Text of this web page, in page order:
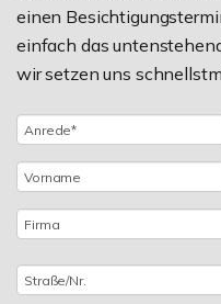
einen
einfach das
wir setzen uns